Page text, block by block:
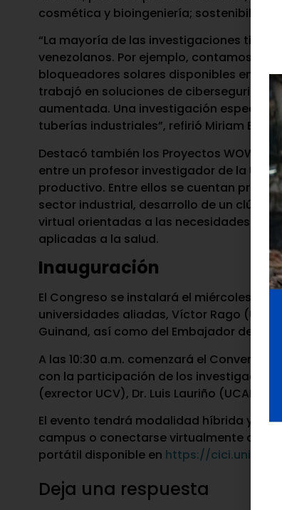
cosmética y bioingeniería;
“La mayoría de las investigaciones
venezolanos. Por ejemplo, contamos
bloqueadores solares disponibles en el
trabajó en soluciones de ciberseguridad
aumentada. Una investigación
tuberías industriales”, refirió Miriam
Destacó también los Proyectos WOW,
entre un profesor investigador de la
productivo. Entre ellos se cuentan
sector industrial, desarrollo de un
virtual orientadas a las necesidades de
aplicadas a la salud.
Inauguración
El Congreso se instalará el miércoles 27
universidades aliadas, Víctor Rago
Guinand, así como del Embajador de
A las 10:30 a.m. comenzará el
con la participación de los investigadores
(exrector UCV), Dr. Luis Lauriño (UCAB) y
El evento tendrá modalidad híbrida y el
campus o conectarse virtualmente
portátil disponible en https://
Deja una respuesta